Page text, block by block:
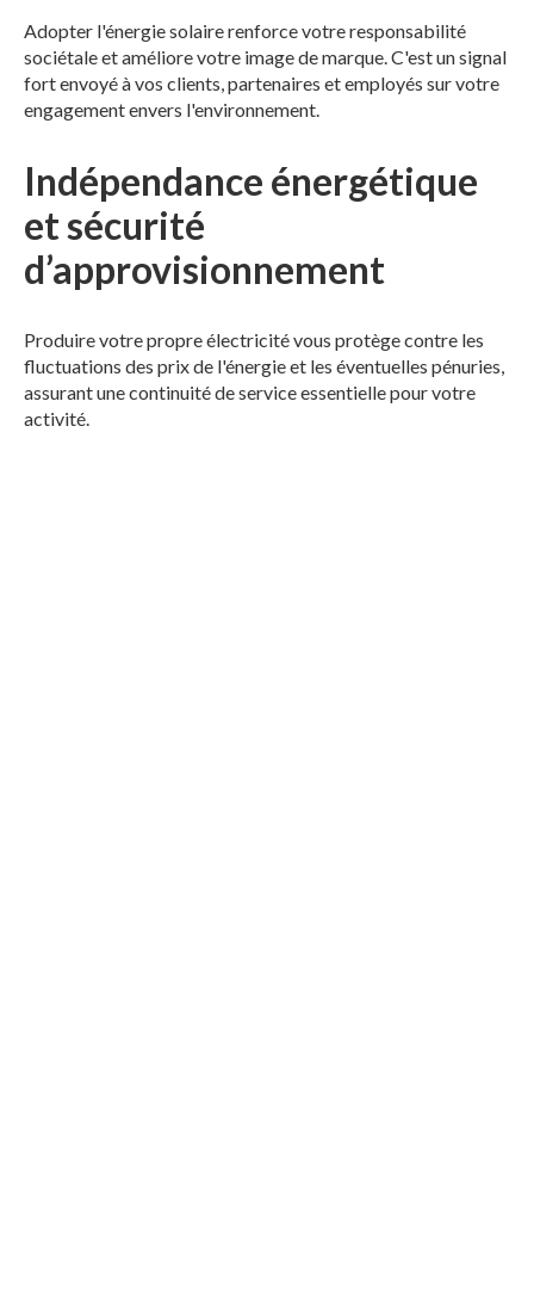
Adopter l'énergie solaire renforce votre responsabilité
sociétale et améliore votre image de marque. C'est un signal
fort envoyé à vos clients, partenaires et employés sur votre
engagement envers l'environnement.
Indépendance énergétique
et sécurité
d’approvisionnement
Produire votre propre électricité vous protège contre les
fluctuations des prix de l'énergie et les éventuelles pénuries,
assurant une continuité de service essentielle pour votre
activité.